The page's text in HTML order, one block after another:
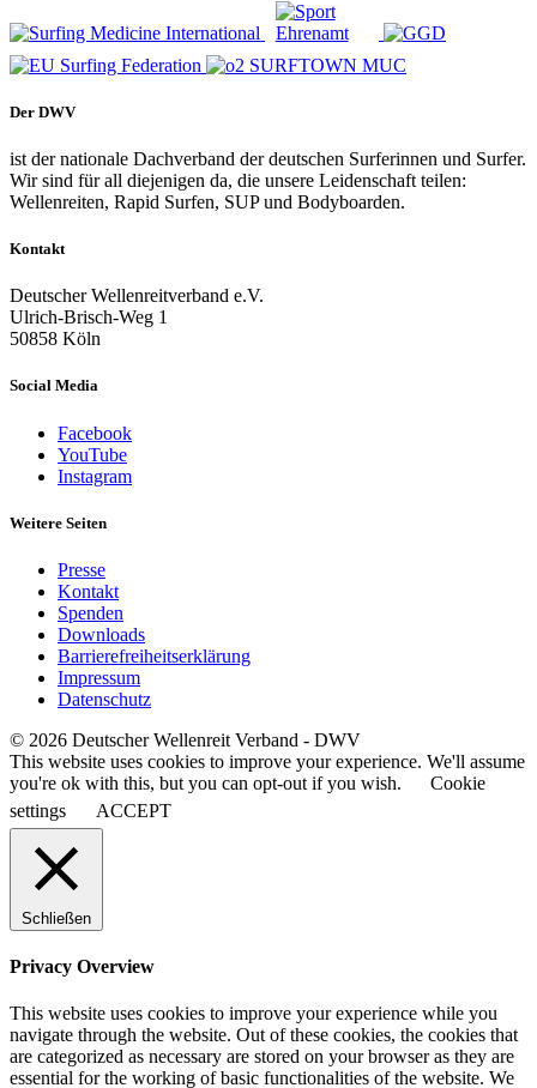
Der DWV
ist der nationale Dachverband der deutschen Surferinnen und Surfer.
Wir sind für all diejenigen da, die unsere Leidenschaft teilen:
Wellenreiten, Rapid Surfen, SUP und Bodyboarden.
Kontakt
Deutscher Wellenreitverband e.V.
Ulrich-Brisch-Weg 1
50858 Köln
Social Media
Facebook
YouTube
Instagram
Weitere Seiten
Presse
Kontakt
Spenden
Downloads
Barrierefreiheitserklärung
Impressum
Datenschutz
© 2026 Deutscher Wellenreit Verband - DWV
This website uses cookies to improve your experience. We'll assume
you're ok with this, but you can opt-out if you wish.
Cookie
settings
ACCEPT
Schließen
Privacy Overview
This website uses cookies to improve your experience while you
navigate through the website. Out of these cookies, the cookies that
are categorized as necessary are stored on your browser as they are
essential for the working of basic functionalities of the website. We